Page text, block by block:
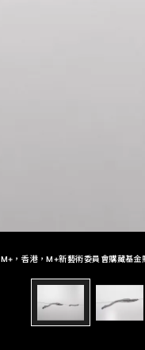
M+，香港，M+新藝術委員會購藏基